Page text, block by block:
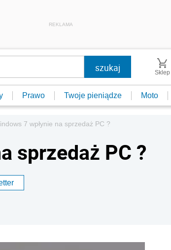
REKLAMA
Sklep
Prawo Twoje pieniądze Moto
7 wpłynie na sprzedaż PC ?
sprzedaż PC ?